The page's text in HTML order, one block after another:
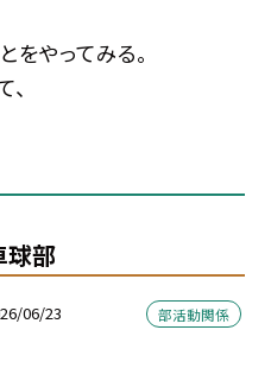
をやってみる。
部
06/23 部活動関係